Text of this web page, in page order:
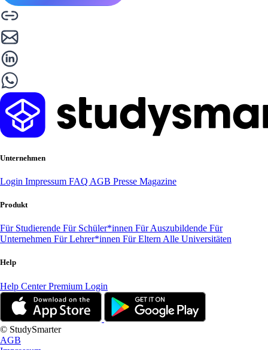
Unternehmen
Login Impressum FAQ AGB Presse Magazine
Produkt
Für Studierende Für Schüler*innen Für Auszubildende Für
Unternehmen Für Lehrer*innen Für Eltern Alle Universitäten
Help
Help CenterPremium Login
© StudySmarter
AGB